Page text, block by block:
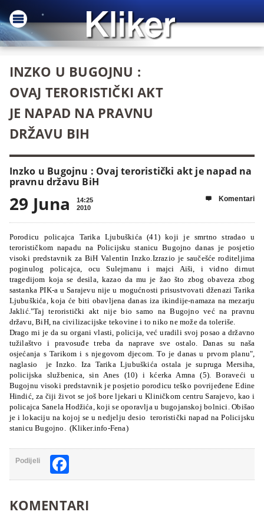
INZKO U BUGOJNU :
OVAJ TERORISTIČKI AKT
JE NAPAD NA PRAVNU
DRŽAVU BIH
Inzko u Bugojnu : Ovaj teroristički akt je napad na
pravnu državu BiH
29 Juna
14:25
2010
 Komentari
Porodicu policajca Tarika Ljubuškića (41) koji je smrtno stradao u
terorističkom napadu na Policijsku stanicu Bugojno danas je posjetio
visoki predstavnik za BiH Valentin Inzko.Izrazio je saučešće roditeljima
poginulog policajca, ocu Sulejmanu i majci Aiši, i vidno dirnut
tragedijom koja se desila, kazao da mu je žao što zbog obaveza zbog
sastanka PIK-a u Sarajevu nije u mogućnosti prisustvovati dženazi Tarika
Ljubuškića, koja će biti obavljena danas iza ikindije-namaza na mezarju
Jaklić."Taj teroristički akt nije bio samo na Bugojno već na pravnu
državu, BiH, na civilizacijske tekovine i to niko ne može da toleriše.
Drago mi je da su organi vlasti, policija, već uradili svoj posao a državno
tužilaštvo i pravosuđe treba da naprave sve ostalo. Danas su naša
osjećanja s Tarikom i s njegovom djecom. To je danas u prvom planu",
naglasio
je Inzko. Iza Tarika Ljubuškića ostala je supruga Mersiha,
policijska službenica, sin Anes (10) i kćerka Amna (5). Boraveći u
Bugojnu visoki predstavnik je posjetio porodicu teško povrijeđene Edine
Hindić, za čiji život se još bore ljekari u Kliničkom centru Sarajevo, kao i
policajca Sanela Hodžića, koji se oporavlja u bugojanskoj bolnici. Obišao
je i lokaciju na kojoj se u nedjelju desio teroristički napad na Policijsku
stanicu Bugojno. (Kliker.info-Fena)
Podijeli
KOMENTARI